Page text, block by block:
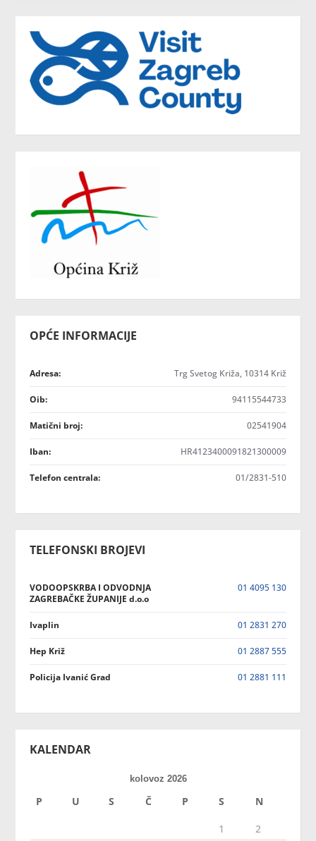
OPĆE INFORMACIJE
Adresa: Trg Svetog Križa, 10314 Križ
Oib: 94115544733
Matični broj: 02541904
Iban: HR4123400091821300009
Telefon centrala: 01/2831-510
TELEFONSKI BROJEVI
VODOOPSKRBA I ODVODNJA
ZAGREBAČKE ŽUPANIJE d.o.o
01 4095 130
Ivaplin 01 2831 270
Hep Križ 01 2887 555
Policija Ivanić Grad 01 2881 111
KALENDAR
kolovoz 2026
P U S Č P S N
1
2